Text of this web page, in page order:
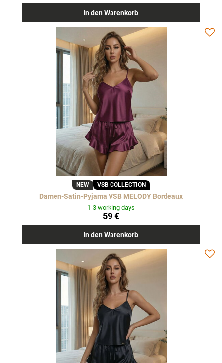
In den Warenkorb
NEW VSB COLLECTION
Damen-Satin-Pyjama VSB MELODY Bordeaux
1-3 working days
59 €
In den Warenkorb